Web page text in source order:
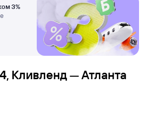
3%
Кливленд — Атланта